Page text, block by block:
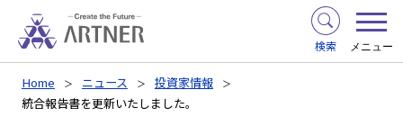
検索 メニュー
Home ニュース
投資家情報
統合報告書を更新いたしました。